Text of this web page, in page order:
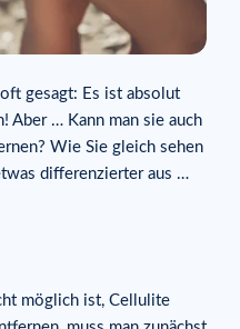
gesagt: Es ist absolut
Aber … Kann man sie auch
Wie Sie gleich sehen
differenzierter aus …
möglich ist, Cellulite